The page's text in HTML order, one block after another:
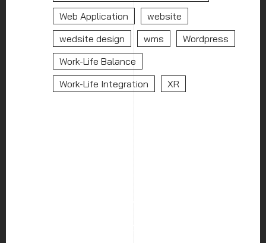
Web Application
website
wedsite design
wms
Wordpress
Work-Life Balance
Work-Life Integration
XR